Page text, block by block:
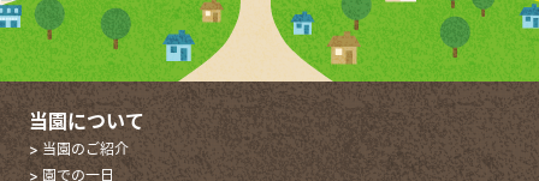
当園について
> 当園のご紹介
> 園での一日